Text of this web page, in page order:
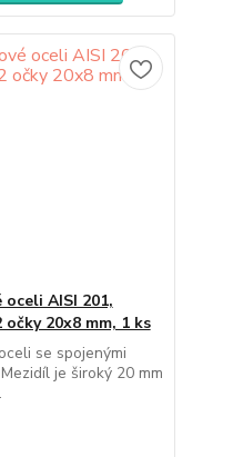
AISI 201,
20x8 mm, 1 ks
se spojenými
je široký 20 mm